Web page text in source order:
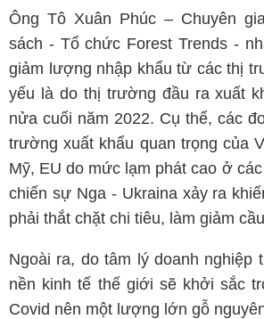
Ông Tô Xuân Phúc – Chuyên
sách - Tổ chức Forest Trends -
giảm lượng nhập khẩu từ các thị
yếu là do thị trường đầu ra xuất
nửa cuối năm 2022. Cụ thể, các
trường xuất khẩu quan trọng của
Mỹ, EU do mức lạm phát cao ở
chiến sự Nga - Ukraina xảy ra
phải thắt chặt chi tiêu, làm giảm
Ngoài ra, do tâm lý doanh nghiệp
nền kinh tế thế giới sẽ khởi sắc
Covid nên một lượng lớn gỗ